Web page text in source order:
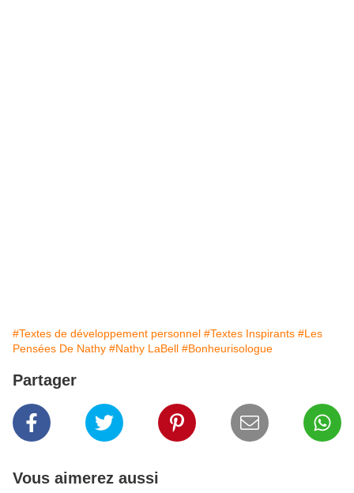
#Textes de développement personnel #Textes Inspirants #Les
Pensées De Nathy #Nathy LaBell #Bonheurisologue
Partager
Vous aimerez aussi